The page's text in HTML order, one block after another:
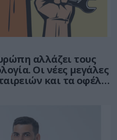
αλλάζει τους
Οι νέες μεγάλες
και τα οφέλη